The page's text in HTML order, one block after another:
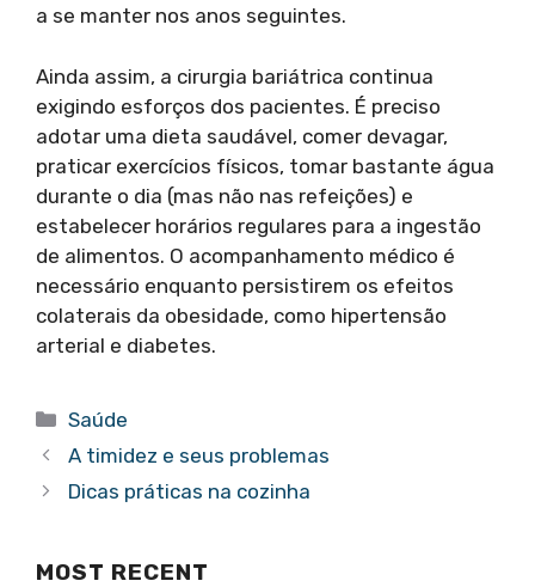
a se manter nos anos seguintes.
Ainda assim, a cirurgia bariátrica continua
exigindo esforços dos pacientes. É preciso
adotar uma dieta saudável, comer devagar,
praticar exercícios físicos, tomar bastante água
durante o dia (mas não nas refeições) e
estabelecer horários regulares para a ingestão
de alimentos. O acompanhamento médico é
necessário enquanto persistirem os efeitos
colaterais da obesidade, como hipertensão
arterial e diabetes.
Categorias
Saúde
A timidez e seus problemas
Dicas práticas na cozinha
MOST RECENT